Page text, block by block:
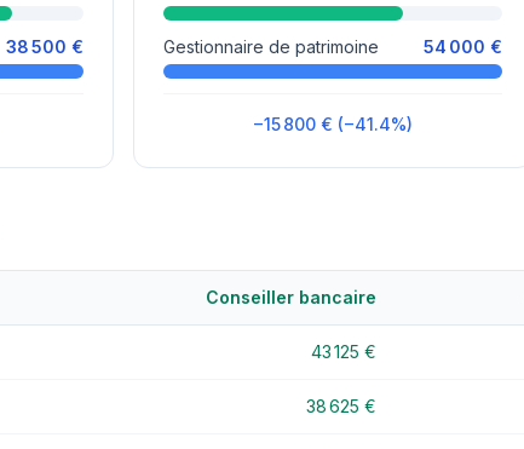
38 500 € Gestionnaire de patrimoine 54 000 €
−15 800 € (−41.4%)
Conseiller bancaire
43 125 €
38 625 €